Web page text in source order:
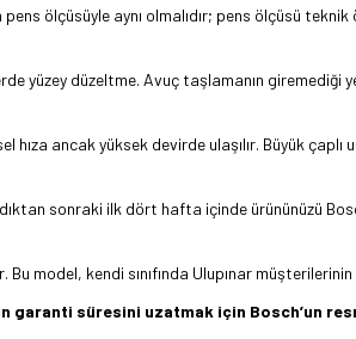
ölçüsüyle aynı olmalıdır; pens ölçüsü
düzeltme. Avuç taşlamanın giremediği
ancak yüksek devirde ulaşılır. Büyük çaplı
sonraki ilk dört hafta içinde ürününüzü
model, kendi sınıfında Ulupınar
garanti süresini uzatmak için Bosch’un